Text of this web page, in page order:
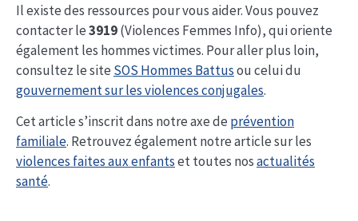
Il existe des ressources pour vous aider. Vous pouvez
contacter le3919(Violences Femmes Info), qui oriente
également les hommes victimes. Pour aller plus loin,
consultez le site SOS Hommes Battusou celui du
gouvernement sur les violences conjugales.
Cet article s’inscrit dans notre axe de prévention
familiale. Retrouvez également notre article sur les
violences faites aux enfantset toutes nosactualités
santé.